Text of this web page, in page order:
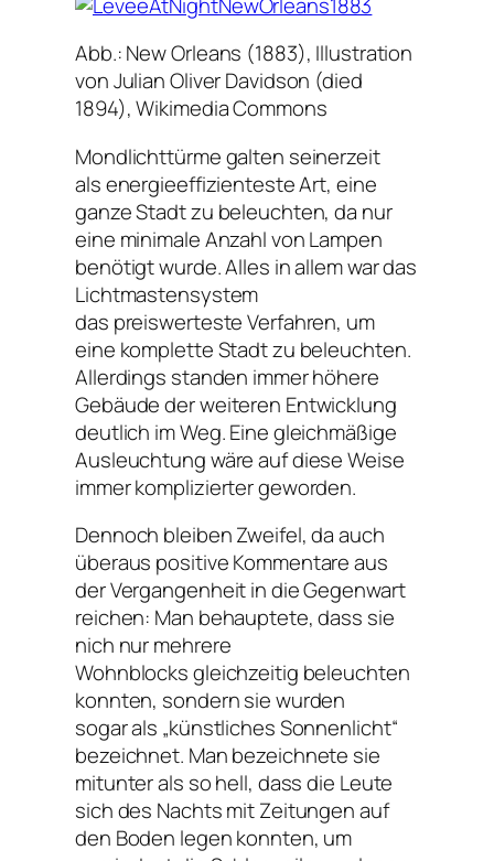
Abb.: New Orleans (1883), Illustration
von Julian Oliver Davidson (died
1894), Wikimedia Commons
Mondlichttürme galten seinerzeit
als energieeffizienteste Art, eine
ganze Stadt zu beleuchten, da nur
eine minimale Anzahl von Lampen
benötigt wurde. Alles in allem war das
Lichtmastensystem
das preiswerteste Verfahren, um
eine komplette Stadt zu beleuchten.
Allerdings standen immer höhere
Gebäude der weiteren Entwicklung
deutlich im Weg. Eine gleichmäßige
Ausleuchtung wäre auf diese Weise
immer komplizierter geworden.
Dennoch bleiben Zweifel, da auch
überaus positive Kommentare aus
der Vergangenheit in die Gegenwart
reichen: Man behauptete, dass sie
nich nur mehrere
Wohnblocks gleichzeitig beleuchten
konnten, sondern sie wurden
sogar als „künstliches Sonnenlicht“
bezeichnet. Man bezeichnete sie
mitunter als so hell, dass die Leute
sich des Nachts mit Zeitungen auf
den Boden legen konnten, um